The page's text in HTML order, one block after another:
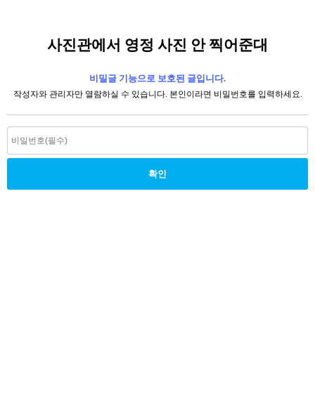
사진관에서 영정 사진 안 찍어준대
비밀글 기능으로 보호된 글입니다.
작성자와 관리자만 열람하실 수 있습니다. 본인이라면 비밀번호를 입력하세요.